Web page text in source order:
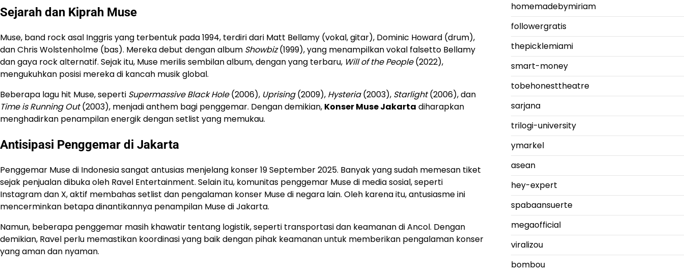
Sejarah dan Kiprah Muse
Muse, band rock asal Inggris yang terbentuk pada 1994, terdiri dari Matt Bellamy (vokal, gitar), Dominic Howard (drum),
dan Chris Wolstenholme (bas). Mereka debut dengan album Showbiz(1999), yang menampilkan vokal falsetto Bellamy
dan gaya rock alternatif. Sejak itu, Muse merilis sembilan album, dengan yang terbaru, Will of the People(2022),
mengukuhkan posisi mereka di kancah musik global.
Beberapa lagu hit Muse, seperti Supermassive Black Hole(2006), Uprising(2009), Hysteria(2003), Starlight(2006), dan
Time is Running Out(2003), menjadi anthem bagi penggemar. Dengan demikian, Konser Muse Jakarta diharapkan
menghadirkan penampilan energik dengan setlist yang memukau.
Antisipasi Penggemar di Jakarta
Penggemar Muse di Indonesia sangat antusias menjelang konser 19 September 2025. Banyak yang sudah memesan tiket
sejak penjualan dibuka oleh Ravel Entertainment. Selain itu, komunitas penggemar Muse di media sosial, seperti
Instagram dan X, aktif membahas setlist dan pengalaman konser Muse di negara lain. Oleh karena itu, antusiasme ini
mencerminkan betapa dinantikannya penampilan Muse di Jakarta.
Namun, beberapa penggemar masih khawatir tentang logistik, seperti transportasi dan keamanan di Ancol. Dengan
demikian, Ravel perlu memastikan koordinasi yang baik dengan pihak keamanan untuk memberikan pengalaman konser
yang aman dan nyaman.
homemadebymiriam
followergratis
thepicklemiami
smart-money
tobehonesttheatre
sarjana
trilogi-university
ymarkel
asean
hey-expert
spabaansuerte
megaofficial
viralizou
bombou